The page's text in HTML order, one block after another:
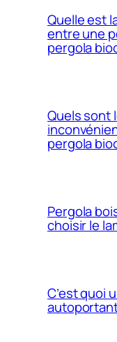
Quelle est
entre une
pergola
Quels sont
pergola
Pergola
choisir le
C’est quoi